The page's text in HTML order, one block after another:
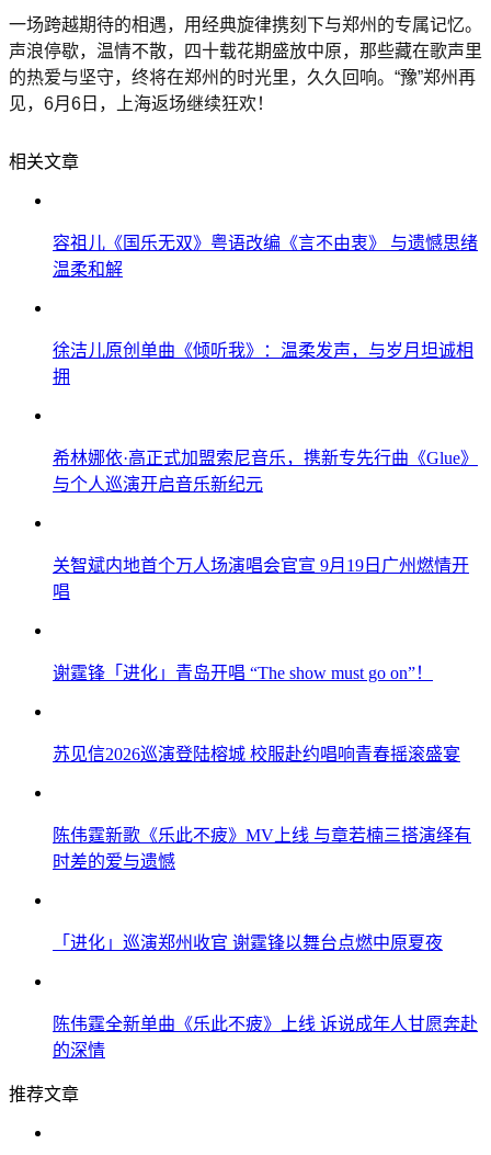
一场跨越期待的相遇，用经典旋律携刻下与郑州的专属记忆。
声浪停歇，温情不散，四十载花期盛放中原，那些藏在歌声里
的热爱与坚守，终将在郑州的时光里，久久回响。“豫”郑州再
见，6月6日，上海返场继续狂欢！
相关文章
容祖儿《国乐无双》粤语改编《言不由衷》 与遗憾思绪
温柔和解
徐洁儿原创单曲《倾听我》：温柔发声，与岁月坦诚相
拥
希林娜依·高正式加盟索尼音乐，携新专先行曲《Glue》
与个人巡演开启音乐新纪元
关智斌内地首个万人场演唱会官宣 9月19日广州燃情开
唱
谢霆锋「进化」青岛开唱 “The show must go on”！
苏见信2026巡演登陆榕城 校服赴约唱响青春摇滚盛宴
陈伟霆新歌《乐此不疲》MV上线 与章若楠三搭演绎有
时差的爱与遗憾
「进化」巡演郑州收官 谢霆锋以舞台点燃中原夏夜
陈伟霆全新单曲《乐此不疲》上线 诉说成年人甘愿奔赴
的深情
推荐文章